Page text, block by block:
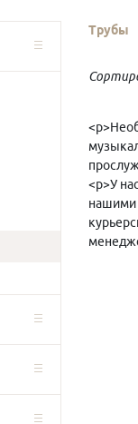
Трубы
<p>У
нашими